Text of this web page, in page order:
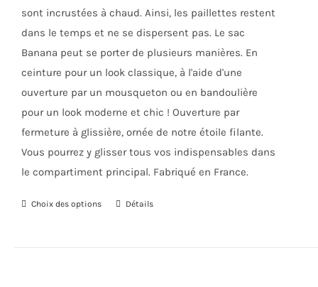
sont incrustées à chaud. Ainsi, les paillettes restent
dans le temps et ne se dispersent pas. Le sac
Banana peut se porter de plusieurs manières. En
ceinture pour un look classique, à l'aide d'une
ouverture par un mousqueton ou en bandoulière
pour un look moderne et chic ! Ouverture par
fermeture à glissière, ornée de notre étoile filante.
Vous pourrez y glisser tous vos indispensables dans
le compartiment principal. Fabriqué en France.
Choix des options
CeDétails